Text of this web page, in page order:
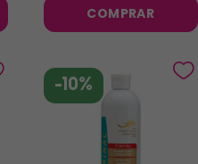
COMPRAR
-10%